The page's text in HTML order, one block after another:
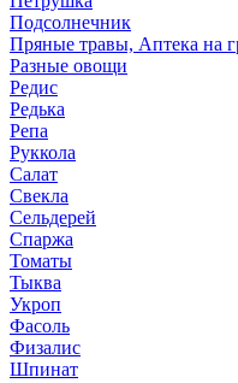
Подсолнечник
Пряные травы, Аптека на
Разные овощи
Редис
Редька
Репа
Руккола
Салат
Свекла
Сельдерей
Спаржа
Томаты
Тыква
Укроп
Фасоль
Физалис
Шпинат